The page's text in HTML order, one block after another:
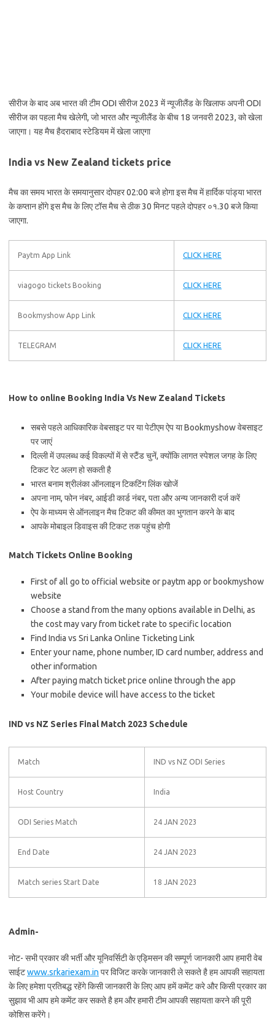
सीरीज के बाद अब भारत की टीम ODI सीरीज 2023 में न्यूजीलैंड के खिलाफ अपनी ODI
सीरीज का पहला मैच खेलेगी, जो भारत और न्यूजीलैंड के बीच 18 जनवरी 2023, को खेला
जाएगा। यह मैच हैदराबाद स्टेडियम में खेला जाएगा
India vs New Zealand tickets price
मैच का समय भारत के समयानुसार दोपहर 02:00 बजे होगा इस मैच में हार्दिक पांड्या भारत
के कप्तान होंगे इस मैच के लिए टॉस मैच से ठीक 30 मिनट पहले दोपहर ०१.30 बजे किया
जाएगा.
Paytm App Link CLICK HERE
viagogo tickets Booking CLICK HERE
Bookmyshow App Link CLICK HERE
TELEGRAM CLICK HERE
How to online Booking India Vs New Zealand Tickets
सबसे पहले आधिकारिक वेबसाइट पर या पेटीएम ऐप या Bookmyshow वेबसाइट
पर जाएं
दिल्ली में उपलब्ध कई विकल्पों में से स्टैंड चुनें, क्योंकि लागत स्पेशल जगह के लिए
टिकट रेट अलग हो सकती है
भारत बनाम श्रीलंका ऑनलाइन टिकटिंग लिंक खोजें
अपना नाम, फोन नंबर, आईडी कार्ड नंबर, पता और अन्य जानकारी दर्ज करें
ऐप के माध्यम से ऑनलाइन मैच टिकट की कीमत का भुगतान करने के बाद
आपके मोबाइल डिवाइस की टिकट तक पहुंच होगी
Match Tickets Online Booking
First of all go to official website or paytm app or bookmyshow
website
Choose a stand from the many options available in Delhi, as
the cost may vary from ticket rate to specific location
Find India vs Sri Lanka Online Ticketing Link
Enter your name, phone number, ID card number, address and
other information
After paying match ticket price online through the app
Your mobile device will have access to the ticket
IND vs NZ Series Final Match 2023 Schedule
Match IND vs NZ ODI Series
Host Country India
ODI Series Match 24 JAN 2023
End Date 24 JAN 2023
Match series Start Date 18 JAN 2023
Admin-
नोट- सभी प्रकार की भर्ती और यूनिवर्सिटी के एड्मिसन की सम्पूर्ण जानकारी आप हमारी वेब
साईटwww.srkariexam.in पर विजिट करके जानकारी ले सकते है हम आपकी सहायता
के लिए हमेशा प्रतिबद्ध रहेंगे किसी जानकारी के लिए आप हमें कमेंट करे और किसी प्रकार का
सुझाव भी आप हमे कमेंट कर सकते है हम और हमारी टीम आपकी सहायता करने की पूरी
कोशिस करेंगे।